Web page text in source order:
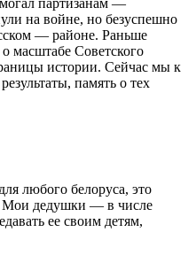
на войне, но безуспешно
— районе. Раньше
масштабе Советского
истории. Сейчас мы к
память о тех
любого белоруса, это
Мои дедушки — в числе
ее своим детям,